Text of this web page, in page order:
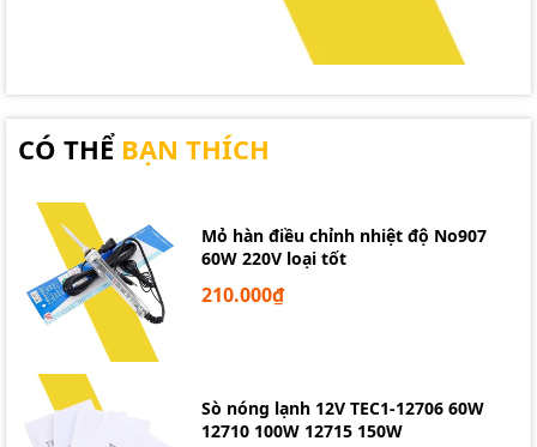
CÓ THỂ BẠN THÍCH
Mỏ hàn điều chỉnh nhiệt độ No907
60W 220V loại tốt
210.000₫
Sò nóng lạnh 12V TEC1-12706 60W
12710 100W 12715 150W